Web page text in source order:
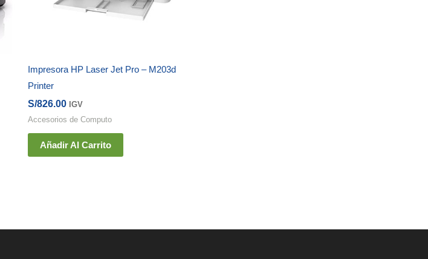
Impresora HP Laser Jet Pro – M203d
Printer
S/826.00 IGV
Accesorios de Computo
Añadir Al Carrito